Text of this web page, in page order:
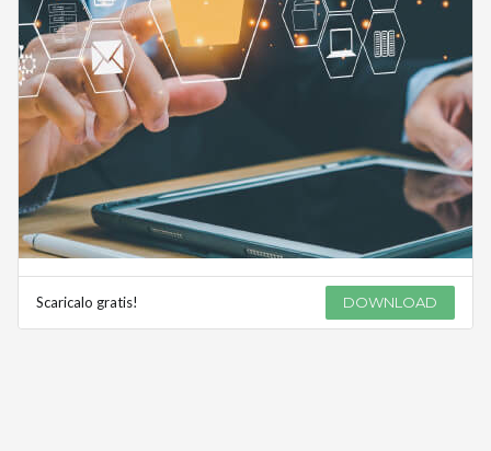
Scaricalo gratis! DOWNLOAD